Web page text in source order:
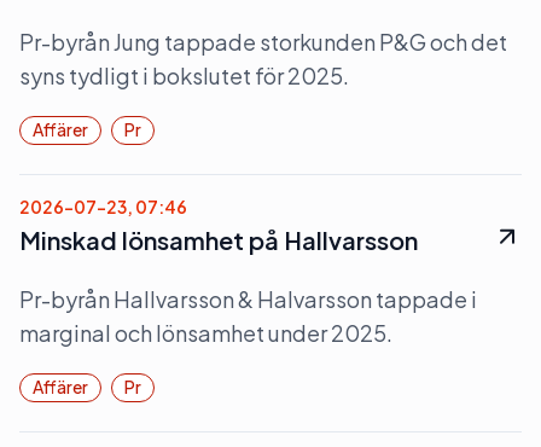
Pr-byrån Jung tappade storkunden P&G och det
syns tydligt i bokslutet för 2025.
Affärer Pr
2026-07-23, 07:46
Minskad lönsamhet på Hallvarsson
Pr-byrån Hallvarsson & Halvarsson tappade i
marginal och lönsamhet under 2025.
Affärer Pr